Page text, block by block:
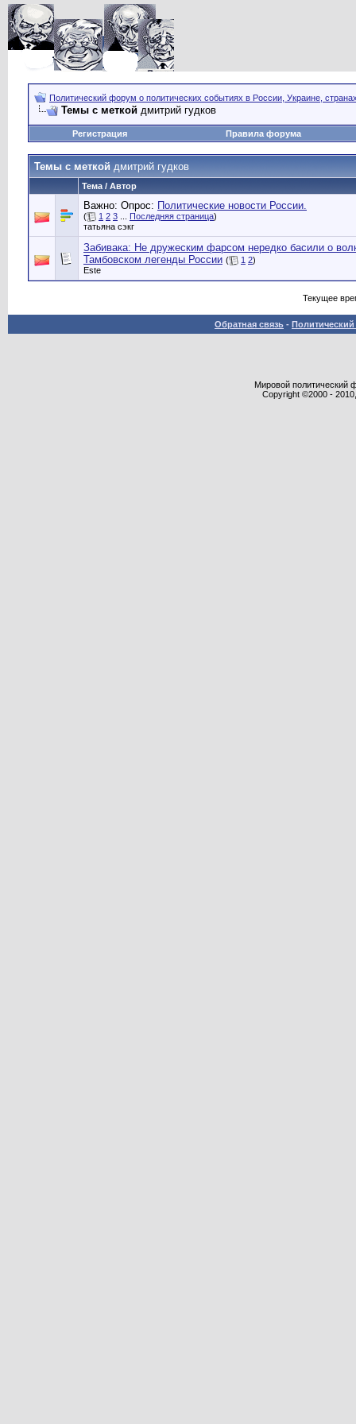
Политический форум о политических событиях в России, Украине,
Темы с меткой дмитрий гудков
Регистрация Правила форума
Темы с меткой дмитрий гудков
Тема / Автор
Важно: Опрос: Политические новости России.
( 1 2 3 Последняя страница)
татьяна сэкг
Забивака: Не дружеским фарсом нередко басили о
Тамбовском легенды России ( 1 2)
Este
Текущее
Обратная связь -
Мировой политический
Copyright ©2000 -